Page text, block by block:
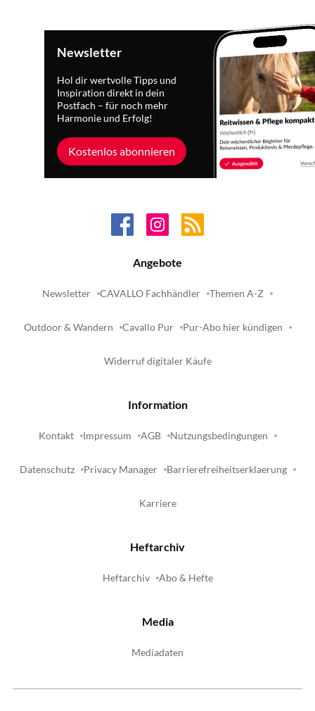
Newsletter
Hol dir wertvolle Tipps und
Inspiration direkt in dein
Postfach – für noch mehr
Harmonie und Erfolg!
Kostenlos abonnieren
Angebote
Newsletter CAVALLO Fachhändler Themen A-Z
Outdoor & Wandern Cavallo Pur Pur-Abo hier kündigen
Widerruf digitaler Käufe
Information
Kontakt Impressum AGB Nutzungsbedingungen
Datenschutz Privacy Manager Barrierefreiheitserklaerung
Karriere
Heftarchiv
Heftarchiv Abo & Hefte
Media
Mediadaten